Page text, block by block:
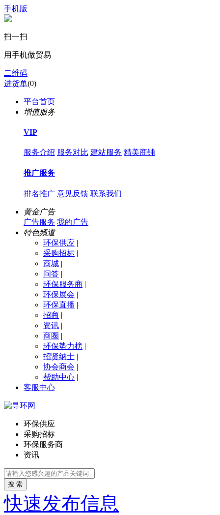
手机版
扫一扫
用手机做贸易
二维码
进货单(0)
平台首页
增值服务
VIP
服务介绍 服务对比 建站服务 精美商铺
推广服务
排名推广 意见反馈 联系我们
黄金广告
广告服务 我的广告
特色频道
环保供应 |
采购招标 |
商城 |
问答 |
环保服务商 |
环保展会 |
环保直播 |
招商 |
资讯 |
商圈 |
环保势力榜 |
招贤纳士 |
协会商会 |
帮助中心 |
客服中心
环保供应
采购招标
环保服务商
资讯
搜 索
快速发布信息